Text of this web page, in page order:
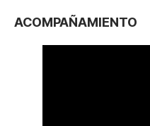
ACOMPAÑAMIENTO